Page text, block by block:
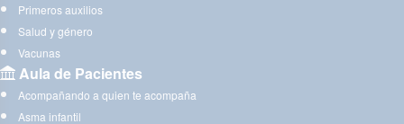
Primeros auxilios
Salud y género
Vacunas
Aula de Pacientes
Acompañando a quien te acompaña
Asma infantil